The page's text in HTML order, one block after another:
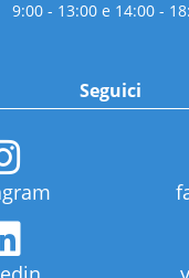
9:00 - 13:00 e 14:00 -
Seguici